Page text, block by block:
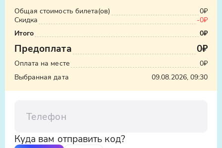
Общая стоимость билета(ов)
0₽
Скидка
-0₽
Итого
0₽
Предоплата 0₽
Оплата на месте
0₽
Выбранная дата
09.08.2026, 09:30
Куда вам отправить код?